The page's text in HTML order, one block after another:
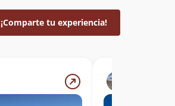
¡Comparte tu experiencia!